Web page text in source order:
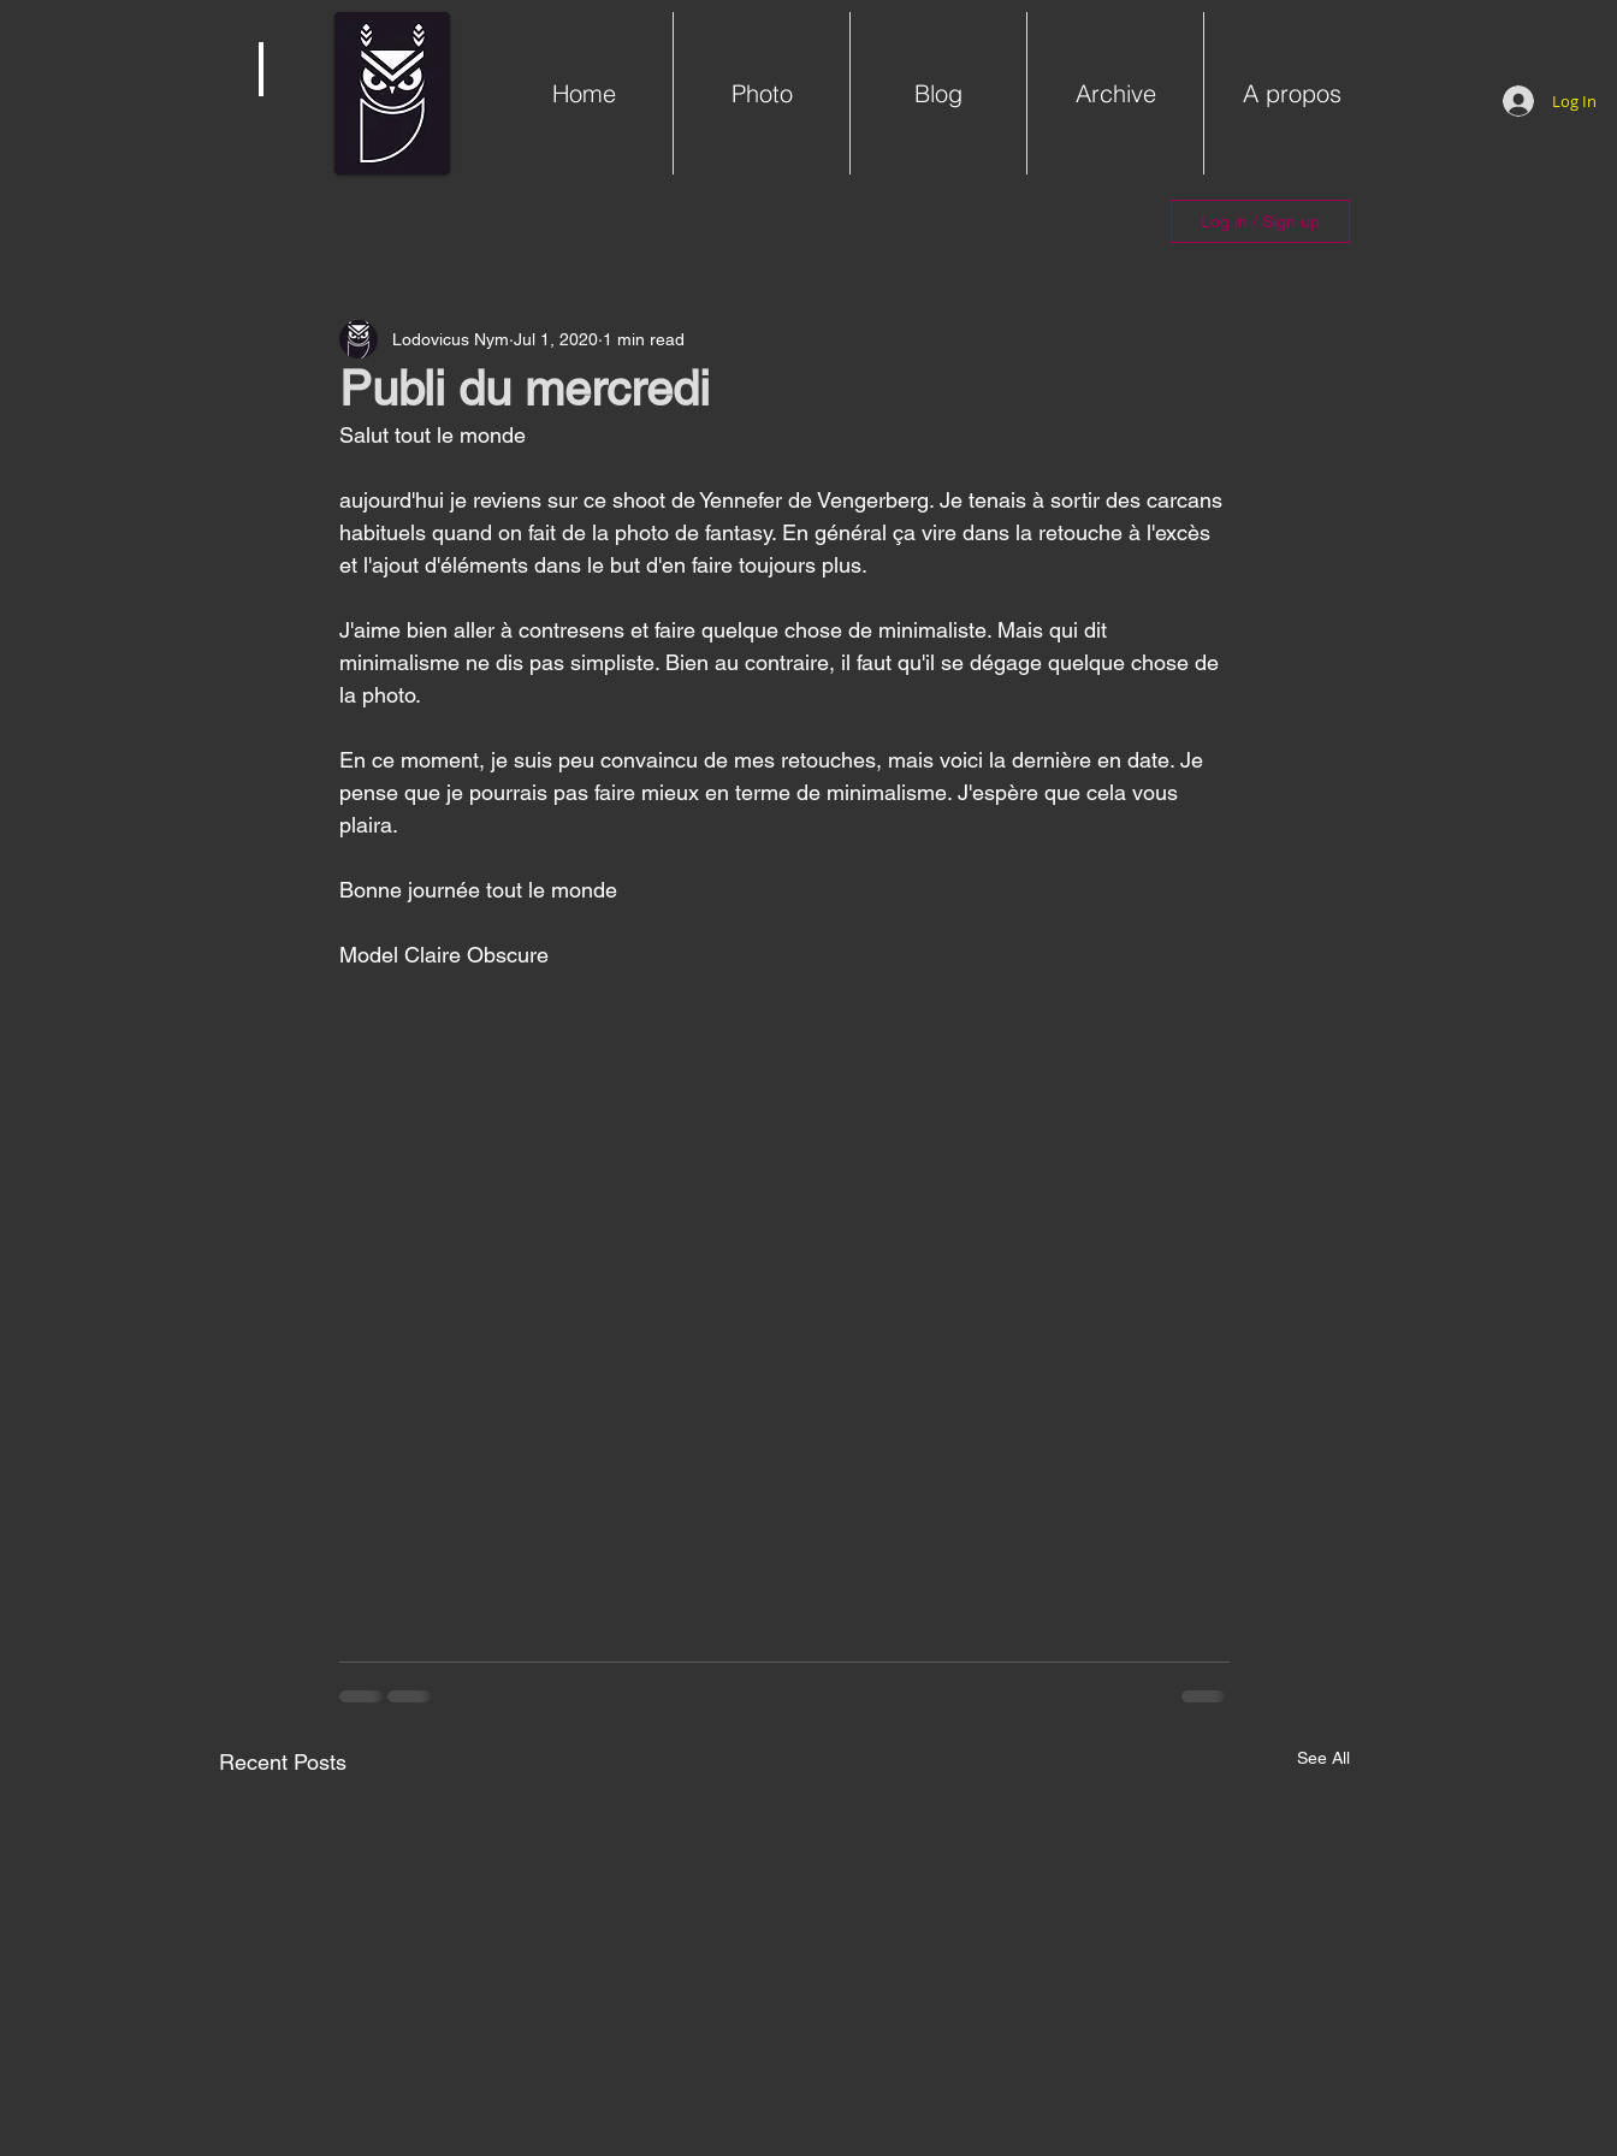
Home Photo Blog Archive A propos Log In
Log in / Sign up
Publi du mercredi
Lodovicus Nym Jul 1, 2020 1 min read
Salut tout le monde
aujourd'hui je reviens sur ce shoot de Yennefer de Vengerberg. Je tenais à sortir des carcans
habituels quand on fait de la photo de fantasy. En général ça vire dans la retouche à l'excès
et l'ajout d'éléments dans le but d'en faire toujours plus.
J'aime bien aller à contresens et faire quelque chose de minimaliste. Mais qui dit
minimalisme ne dis pas simpliste. Bien au contraire, il faut qu'il se dégage quelque chose de
la photo.
En ce moment, je suis peu convaincu de mes retouches, mais voici la dernière en date. Je
pense que je pourrais pas faire mieux en terme de minimalisme. J'espère que cela vous
plaira.
Bonne journée tout le monde
Model Claire Obscure
Recent Posts See All